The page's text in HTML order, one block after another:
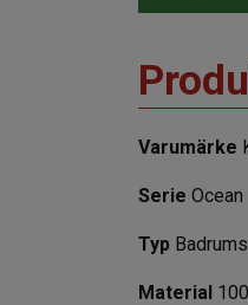
Varumärke
Serie Ocean
Typ
Material